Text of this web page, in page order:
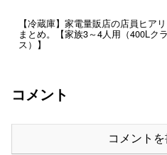
【冷蔵庫】家電量販店の店員ヒア
まとめ。【家族3～4人用（400Lクラ
ス）】
コメント
コメント